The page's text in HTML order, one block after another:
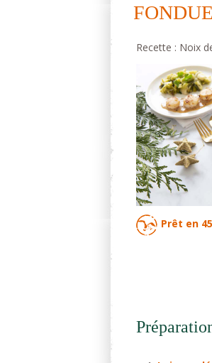
Recette : Noix
Prêt en